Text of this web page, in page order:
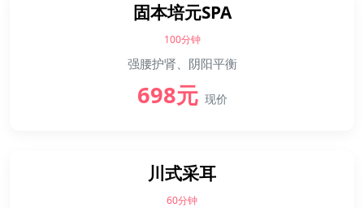
固本培元SPA
100分钟
强腰护肾、阴阳平衡
698元 现价
川式采耳
60分钟